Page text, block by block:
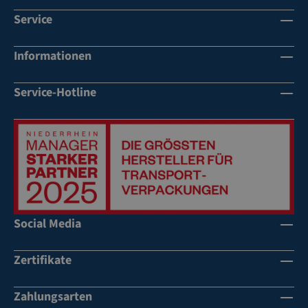
u
Li
sh
de
r
u
sh
de
Service
Informationen
Service-Hotline
Social Media
Zertifikate
Zahlungsarten